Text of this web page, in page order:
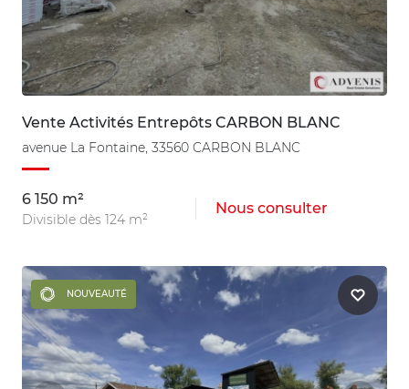
Vente Activités Entrepôts CARBON BLANC
avenue La Fontaine, 33560 CARBON BLANC
6 150 m²
Divisible dès 124 m²
Nous consulter
NOUVEAUTÉ